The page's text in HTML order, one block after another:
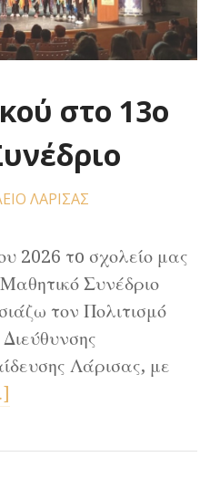
στο 13ο
ΛΑΡΙΣΑΣ
2026 τo σχολείο μας
Συνέδριο
τον Πολιτισμό
Λάρισας, με